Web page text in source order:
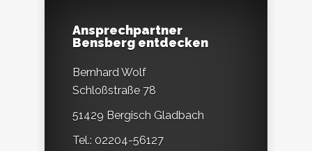
Ansprechpartner
Bensberg entdecken
Bernhard Wolf
Schloßstraße 78
51429 Bergisch Gladbach
Tel.: 02204-56127